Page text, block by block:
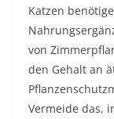
Katzen
von
den Gehalt an
Vermeide das,